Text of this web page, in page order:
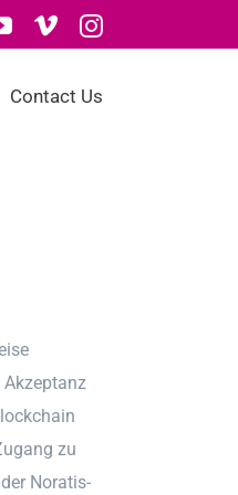
YouTube
VimeoInstagram
Contact Us
zu
Noratis-